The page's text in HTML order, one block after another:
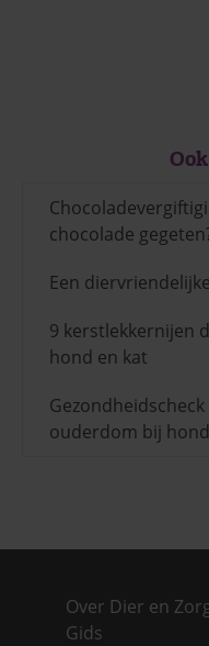
chocolade
Een
9 kerstlekkernijen
hond en kat
ouderdom bij
Over Dier en
Gids